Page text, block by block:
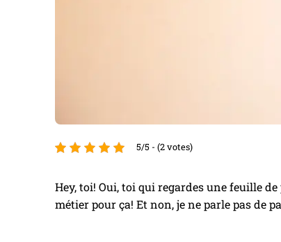
5/5 - (2 votes)
Hey, toi! Oui, toi qui regardes une feuille
métier pour ça! Et non, je ne parle pas de